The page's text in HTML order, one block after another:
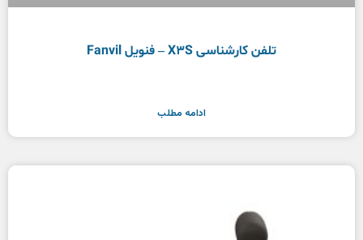
تلفن کارشناسی X3S – فنویل Fanvil
ادامه مطلب